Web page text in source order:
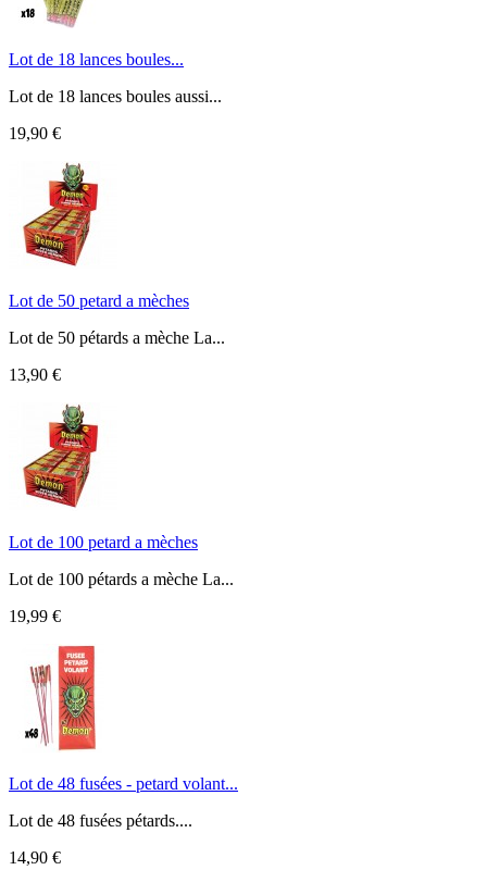
Lot de 18 lances boules...
Lot de 18 lances boules aussi...
19,90 €
Lot de 50 petard a mèches
Lot de 50 pétards a mèche La...
13,90 €
Lot de 100 petard a mèches
Lot de 100 pétards a mèche La...
19,99 €
Lot de 48 fusées - petard volant...
Lot de 48 fusées pétards....
14,90 €